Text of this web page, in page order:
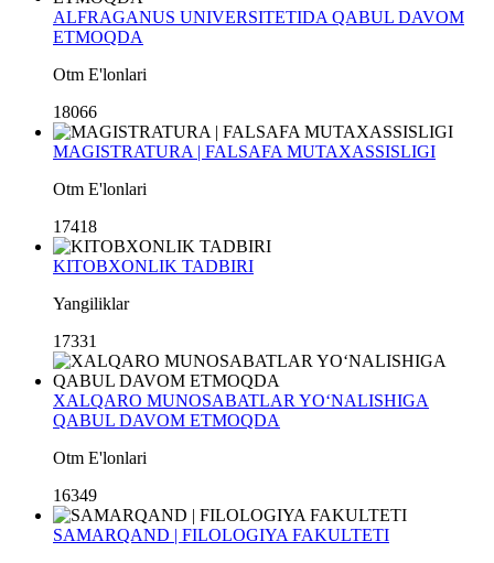
ALFRAGANUS UNIVERSITETIDA QABUL DAVOM
ETMOQDA
Otm E'lonlari
18066
MAGISTRATURA | FALSAFA MUTAXASSISLIGI
Otm E'lonlari
17418
KITOBXONLIK TADBIRI
Yangiliklar
17331
XALQARO MUNOSABATLAR YO‘NALISHIGA
QABUL DAVOM ETMOQDA
Otm E'lonlari
16349
SAMARQAND | FILOLOGIYA FAKULTETI